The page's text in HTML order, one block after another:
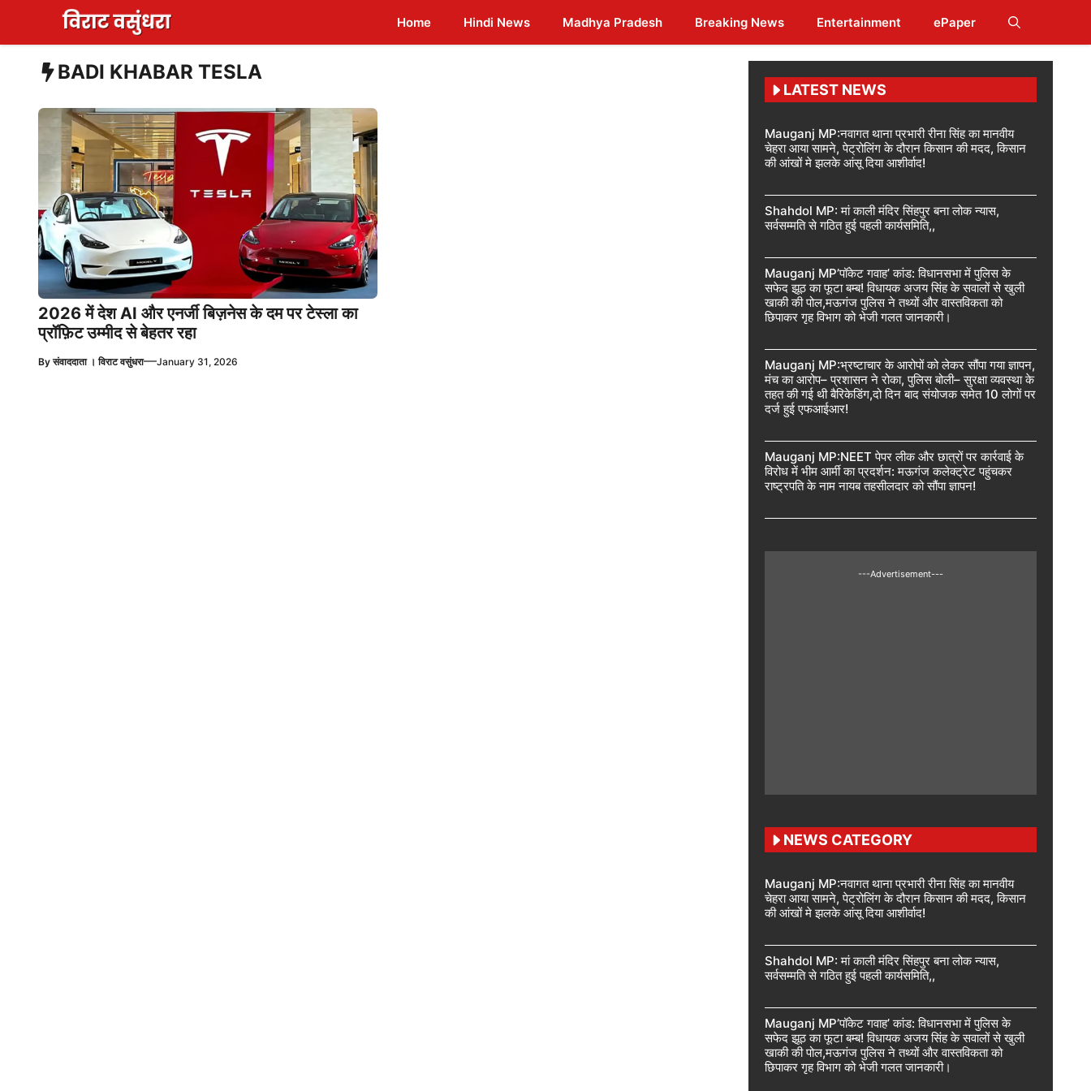
content
Home Hindi News Madhya Pradesh Breaking News Entertainment ePaper
BADI KHABAR TESLA
2026 में देश AI और एनर्जी बिज़नेस के दम पर टेस्ला का
प्रॉफ़िट उम्मीद से बेहतर रहा
Byसंवाददाता । विराट वसुंधरा—January 31, 2026
LATEST NEWS
Mauganj MP:नवागत थाना प्रभारी रीना सिंह का मानवीय
चेहरा आया सामने, पेट्रोलिंग के दौरान किसान की मदद, किसान
की आंखों मे झलके आंसू दिया आशीर्वाद!
Shahdol MP: मां काली मंदिर सिंहपुर बना लोक न्यास,
सर्वसम्मति से गठित हुई पहली कार्यसमिति,,
Mauganj MP’पॉकेट गवाह’ कांड: विधानसभा में पुलिस के
सफेद झूठ का फूटा बम्ब! विधायक अजय सिंह के सवालों से खुली
खाकी की पोल,मऊगंज पुलिस ने तथ्यों और वास्तविकता को
छिपाकर गृह विभाग को भेजी गलत जानकारी।
Mauganj MP:भ्रष्टाचार के आरोपों को लेकर सौंपा गया ज्ञापन,
मंच का आरोप– प्रशासन ने रोका, पुलिस बोली– सुरक्षा व्यवस्था के
तहत की गई थी बैरिकेडिंग,दो दिन बाद संयोजक समेत 10 लोगों पर
दर्ज हुई एफआईआर!
Mauganj MP:NEET पेपर लीक और छात्रों पर कार्रवाई के
विरोध में भीम आर्मी का प्रदर्शन: मऊगंज कलेक्ट्रेट पहुंचकर
राष्ट्रपति के नाम नायब तहसीलदार को सौंपा ज्ञापन!
---Advertisement---
NEWS CATEGORY
Mauganj MP:नवागत थाना प्रभारी रीना सिंह का मानवीय
चेहरा आया सामने, पेट्रोलिंग के दौरान किसान की मदद, किसान
की आंखों मे झलके आंसू दिया आशीर्वाद!
Shahdol MP: मां काली मंदिर सिंहपुर बना लोक न्यास,
सर्वसम्मति से गठित हुई पहली कार्यसमिति,,
Mauganj MP’पॉकेट गवाह’ कांड: विधानसभा में पुलिस के
सफेद झूठ का फूटा बम्ब! विधायक अजय सिंह के सवालों से खुली
खाकी की पोल,मऊगंज पुलिस ने तथ्यों और वास्तविकता को
छिपाकर गृह विभाग को भेजी गलत जानकारी।